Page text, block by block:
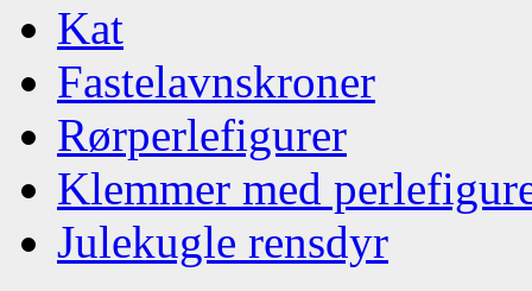
Kat
Fastelavnskroner
Rørperlefigurer
Klemmer med
Julekugle rensdyr